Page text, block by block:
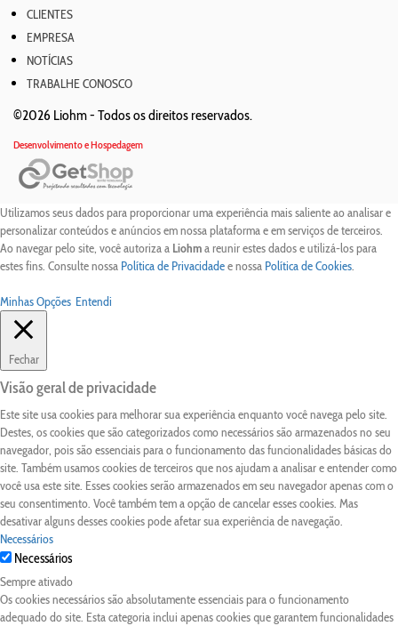
CLIENTES
EMPRESA
NOTÍCIAS
TRABALHE CONOSCO
©2026 Liohm - Todos os direitos reservados.
Desenvolvimento e Hospedagem
Utilizamos seus dados para proporcionar uma experiência mais saliente ao analisar e
personalizar conteúdos e anúncios em nossa plataforma e em serviços de terceiros.
Ao navegar pelo site, você autoriza a Liohma reunir estes dados e utilizá-los para
estes fins. Consulte nossa Política de Privacidadee nossa Política de Cookies.
Minhas Opções Entendi
Fechar
Visão geral de privacidade
Este site usa cookies para melhorar sua experiência enquanto você navega pelo site.
Destes, os cookies que são categorizados como necessários são armazenados no seu
navegador, pois são essenciais para o funcionamento das funcionalidades básicas do
site. Também usamos cookies de terceiros que nos ajudam a analisar e entender como
você usa este site. Esses cookies serão armazenados em seu navegador apenas com o
seu consentimento. Você também tem a opção de cancelar esses cookies. Mas
desativar alguns desses cookies pode afetar sua experiência de navegação.
Necessários
Necessários
Sempre ativado
Os cookies necessários são absolutamente essenciais para o funcionamento
adequado do site. Esta categoria inclui apenas cookies que garantem funcionalidades